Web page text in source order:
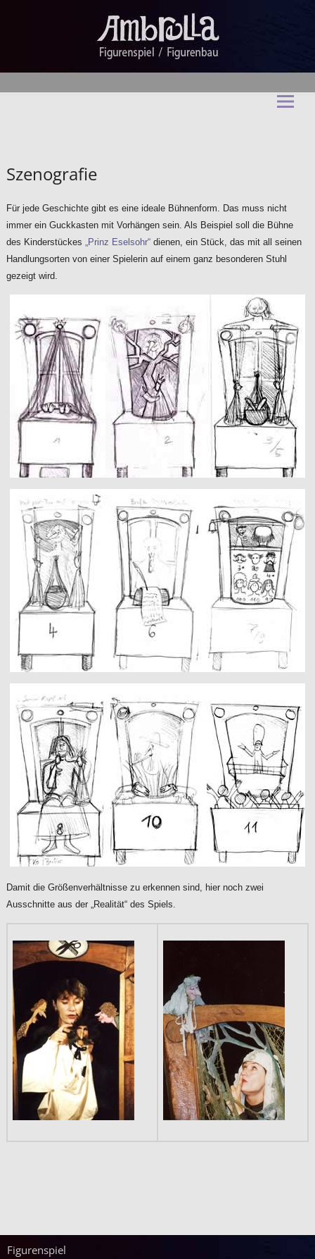
Szenografie
Für jede Geschichte gibt es eine ideale Bühnenform. Das muss nicht
immer ein Guckkasten mit Vorhängen sein. Als Beispiel soll die Bühne
des Kinderstückes
„Prinz Eselsohr“dienen, ein Stück, das mit all seinen
Handlungsorten von einer Spielerin auf einem ganz besonderen Stuhl
gezeigt wird.
Damit die Größenverhältnisse zu erkennen sind, hier noch zwei
Ausschnitte aus der „Realität“ des Spiels.
Figurenspiel